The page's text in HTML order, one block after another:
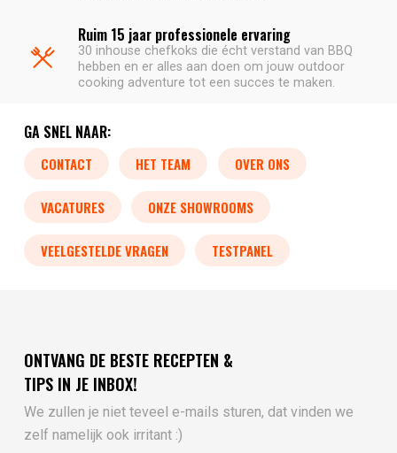
Ruim 15 jaar professionele ervaring
30 inhouse chefkoks die écht verstand van BBQ
hebben en er alles aan doen om jouw outdoor
cooking adventure tot een succes te maken.
GA SNEL NAAR:
CONTACT HET TEAM OVER ONS
VACATURES ONZE SHOWROOMS
VEELGESTELDE VRAGEN TESTPANEL
ONTVANG DE BESTE RECEPTEN &
TIPS IN JE INBOX!
We zullen je niet teveel e-mails sturen, dat vinden we
zelf namelijk ook irritant :)